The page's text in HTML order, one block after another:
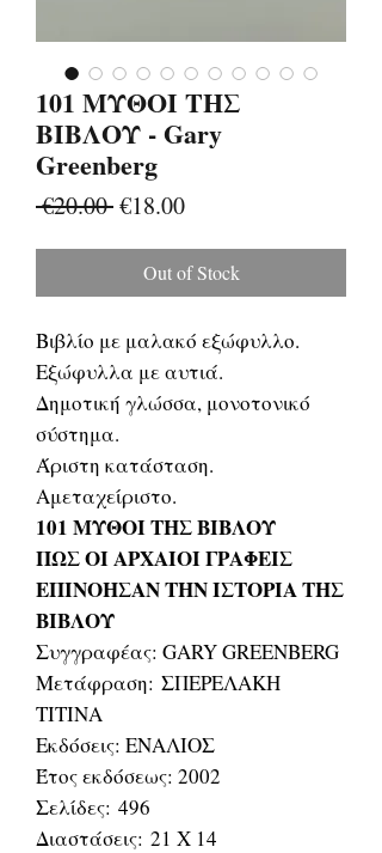
101 ΜΥΘΟΙ ΤΗΣ
ΒΙΒΛΟΥ - Gary
Greenberg
€20.00 Regular
€18.00Sale
Out of Stock
Βιβλίο με μαλακό εξώφυλλο.
Εξώφυλλα με αυτιά.
Δημοτική γλώσσα, μονοτονικό
σύστημα.
Άριστη κατάσταση.
Αμεταχείριστο.
101 ΜΥΘΟΙ ΤΗΣ ΒΙΒΛΟΥ
ΠΩΣ ΟΙ ΑΡΧΑΙΟΙ ΓΡΑΦΕΙΣ
ΕΠΙΝΟΗΣΑΝ ΤΗΝ ΙΣΤΟΡΙΑ ΤΗΣ
ΒΙΒΛΟΥ
Συγγραφέας: GARY GREENBERG
Μετάφραση: ΣΠΕΡΕΛΑΚΗ
ΤΙΤΙΝΑ
Εκδόσεις: ΕΝΑΛΙΟΣ
Έτος εκδόσεως: 2002
Σελίδες: 496
Διαστάσεις: 21 Χ 14